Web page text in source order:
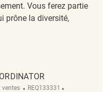
Vous ferez partie
prône la diversité,
ventes ReqId
REQ133331